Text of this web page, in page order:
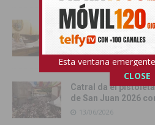
Las senadoras de la
Senado a la comarca
17/06/2026
Catral da el
de San Juan 2026
13/06/2026
Esta ventana
CLOSE